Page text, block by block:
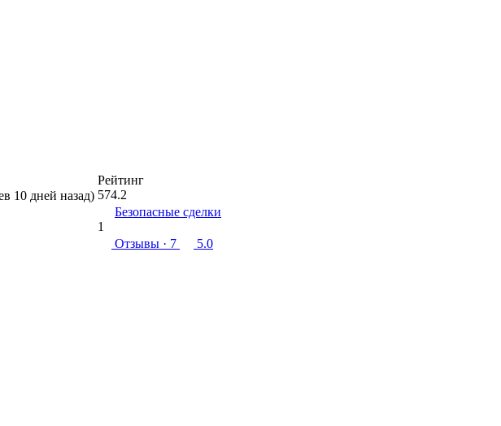
10 дней назад)
Рейтинг
574.2
Безопасные сделки
1
Отзывы · 7 5.0